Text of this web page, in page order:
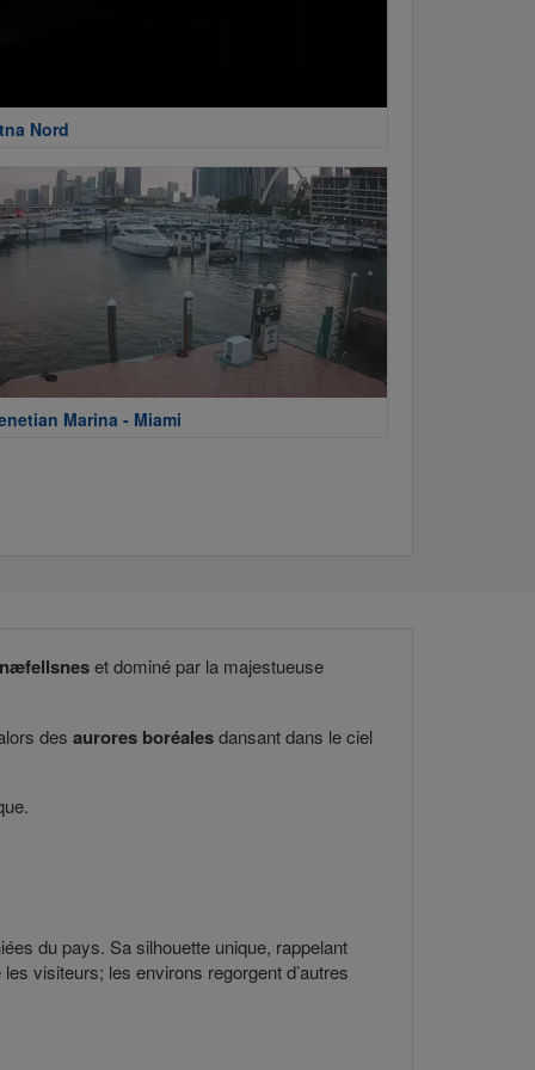
Nord
Marina - Miami
et dominé par la majestueuse
des aurores boréalesdansant dans le ciel
du pays. Sa silhouette unique, rappelant
visiteurs; les environs regorgent d’autres